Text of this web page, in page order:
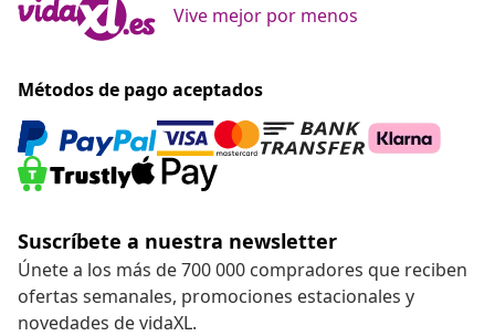
Vive mejor por menos
Métodos de pago aceptados
Suscríbete a nuestra newsletter
Únete a los más de 700 000 compradores que reciben
ofertas semanales, promociones estacionales y
novedades de vidaXL.